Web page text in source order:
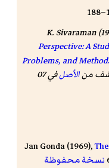
K. Sivaraman
Perspective: A
Problems, and
الأصل
في 07
Jan Gonda (1969),
نسخة محفوظة